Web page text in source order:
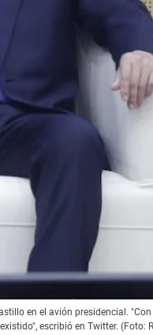
en el avión presidencial.
escribió en Twitter. (Foto: